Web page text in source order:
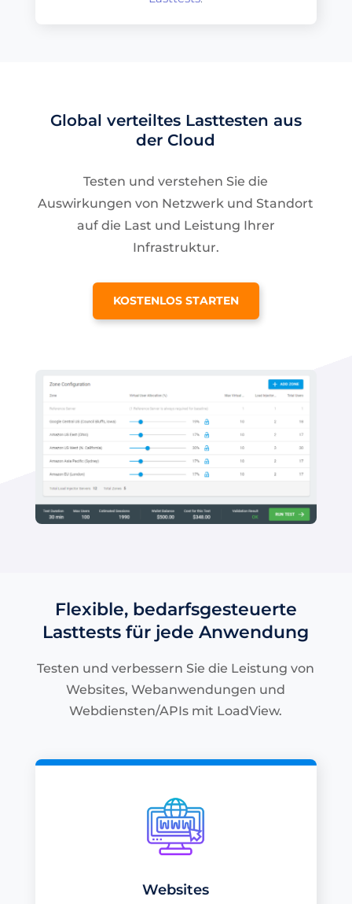
Global verteiltes Lasttesten aus
der Cloud
Testen und verstehen Sie die
Auswirkungen von Netzwerk und Standort
auf die Last und Leistung Ihrer
Infrastruktur.
KOSTENLOS STARTEN
Flexible, bedarfsgesteuerte
Lasttests für jede Anwendung
Testen und verbessern Sie die Leistung von
Websites, Webanwendungen und
Webdiensten/APIs mit LoadView.
Websites